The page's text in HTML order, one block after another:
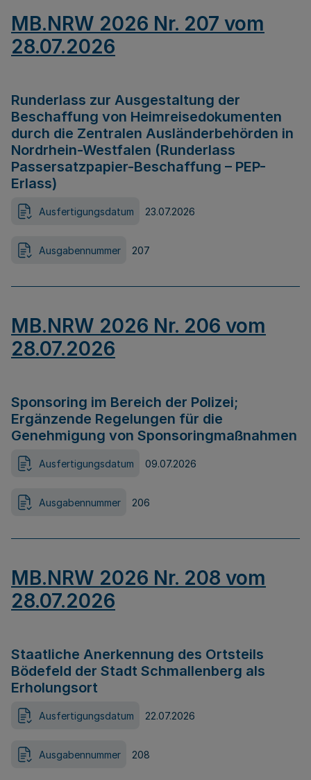
MB.NRW 2026 Nr. 207 vom
28.07.2026
Runderlass zur Ausgestaltung der
Beschaffung von Heimreisedokumenten
durch die Zentralen Ausländerbehörden in
Nordrhein-Westfalen (Runderlass
Passersatzpapier-Beschaffung – PEP-
Erlass)
Ausfertigungsdatum 23.07.2026
Ausgabennummer 207
MB.NRW 2026 Nr. 206 vom
28.07.2026
Sponsoring im Bereich der Polizei;
Ergänzende Regelungen für die
Genehmigung von Sponsoringmaßnahmen
Ausfertigungsdatum 09.07.2026
Ausgabennummer 206
MB.NRW 2026 Nr. 208 vom
28.07.2026
Staatliche Anerkennung des Ortsteils
Bödefeld der Stadt Schmallenberg als
Erholungsort
Ausfertigungsdatum 22.07.2026
Ausgabennummer 208